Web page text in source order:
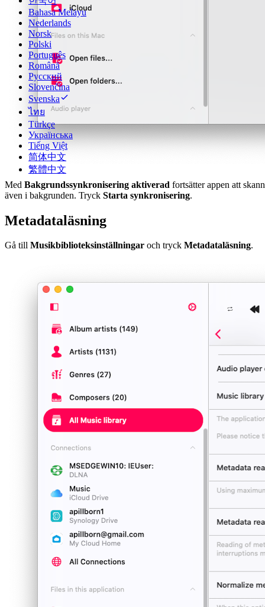
Bahasa Melayu
Nederlands
Norsk
Polski
Português
Română
Русский
Slovenčina
Svenska
ไทย
Türkçe
Українська
Tiếng Việt
简体中文
繁體中文
Med Bakgrundssynkronisering aktiverad fortsätter appen att
även i bakgrunden. Tryck Starta synkronisering.
Metadataläsning
Gå till Musikbiblioteksinställningar och tryck Metadataläsning.